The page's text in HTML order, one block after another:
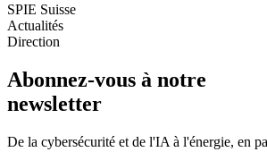
SPIE Suisse
Actualités
Direction
Abonnez-vous à notre
newsletter
De la cybersécurité et de l'IA à l'énergie, en